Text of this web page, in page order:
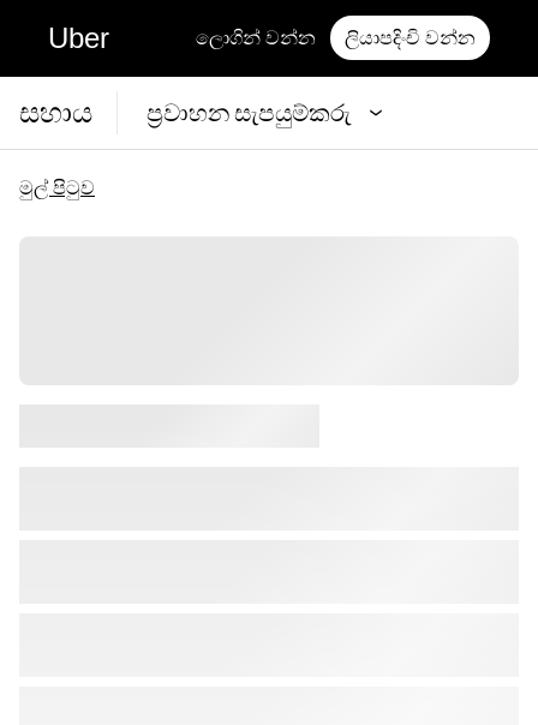
Uber ලොගින් වන්න ලියාපදිංචි වන්න
සහාය ප්‍රවාහන සැපයුම්කරු
මුල් පිටුව